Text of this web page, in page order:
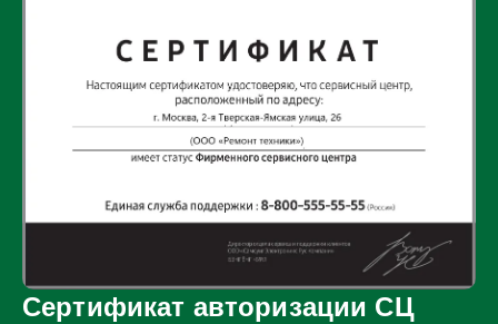
Сертификат авторизации СЦ